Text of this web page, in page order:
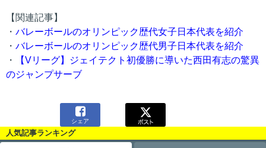
【関連記事】
・ バレーボールのオリンピック歴代女子日本代表を紹介
・ バレーボールのオリンピック歴代男子日本代表を紹介
・
【Vリーグ】ジェイテクト初優勝に導いた西田有志の驚異
のジャンプサーブ

シェア
人気記事ランキング